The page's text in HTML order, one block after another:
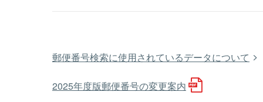
郵便番号検索に使用されているデータについて
2025年度版郵便番号の変更案内